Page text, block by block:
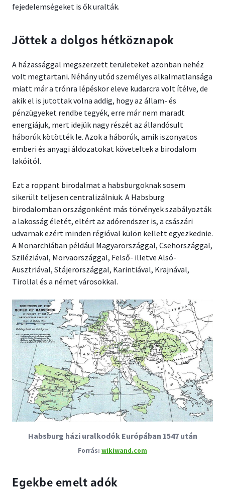
fejedelemségeket is ők uralták.
Jöttek a dolgos hétköznapok
A házassággal megszerzett területeket azonban nehéz
volt megtartani. Néhány utód személyes alkalmatlansága
miatt már a trónra lépéskor eleve kudarcra volt ítélve, de
akik el is jutottak volna addig, hogy az állam- és
pénzügyeket rendbe tegyék, erre már nem maradt
energiájuk, mert idejük nagy részét az állandósult
háborúk kötötték le. Azok a háborúk, amik iszonyatos
emberi és anyagi áldozatokat követeltek a birodalom
lakóitól.
Ezt a roppant birodalmat a habsburgoknak sosem
sikerült teljesen centralizálniuk. A Habsburg
birodalomban országonként más törvények szabályozták
a lakosság életét, eltért az adórendszer is, a császári
udvarnak ezért minden régióval külön kellett egyezkednie.
A Monarchiában például Magyarországgal, Csehországgal,
Sziléziával, Morvaországgal, Felső- illetve Alsó-
Ausztriával, Stájerországgal, Karintiával, Krajnával,
Tirollal és a német városokkal.
Habsburg házi uralkodók Európában 1547 után
wikiwand.com
Egekbe emelt adók